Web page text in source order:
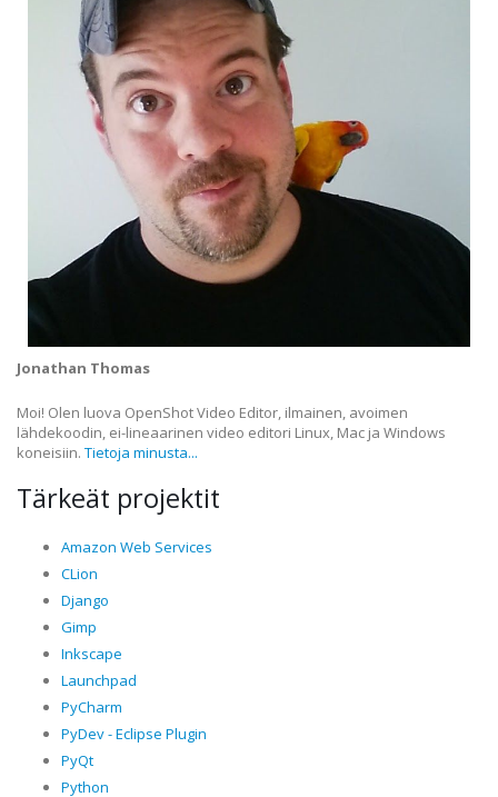
Jonathan Thomas
Moi! Olen luova OpenShot Video Editor, ilmainen, avoimen
lähdekoodin, ei-lineaarinen video editori Linux, Mac ja Windows
koneisiin. Tietoja minusta...
Tärkeät projektit
Amazon Web Services
CLion
Django
Gimp
Inkscape
Launchpad
PyCharm
PyDev - Eclipse Plugin
PyQt
Python